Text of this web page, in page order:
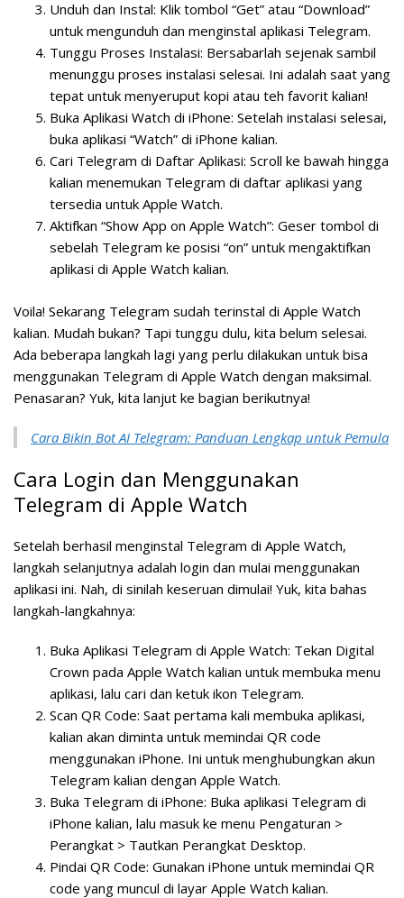
Unduh dan Instal: Klik tombol “Get” atau “Download”
untuk mengunduh dan menginstal aplikasi Telegram.
Tunggu Proses Instalasi: Bersabarlah sejenak sambil
menunggu proses instalasi selesai. Ini adalah saat yang
tepat untuk menyeruput kopi atau teh favorit kalian!
Buka Aplikasi Watch di iPhone: Setelah instalasi selesai,
buka aplikasi “Watch” di iPhone kalian.
Cari Telegram di Daftar Aplikasi: Scroll ke bawah hingga
kalian menemukan Telegram di daftar aplikasi yang
tersedia untuk Apple Watch.
Aktifkan “Show App on Apple Watch”: Geser tombol di
sebelah Telegram ke posisi “on” untuk mengaktifkan
aplikasi di Apple Watch kalian.
Voila! Sekarang Telegram sudah terinstal di Apple Watch
kalian. Mudah bukan? Tapi tunggu dulu, kita belum selesai.
Ada beberapa langkah lagi yang perlu dilakukan untuk bisa
menggunakan Telegram di Apple Watch dengan maksimal.
Penasaran? Yuk, kita lanjut ke bagian berikutnya!
Cara Bikin Bot AI Telegram: Panduan Lengkap untuk Pemula
Cara Login dan Menggunakan
Telegram di Apple Watch
Setelah berhasil menginstal Telegram di Apple Watch,
langkah selanjutnya adalah login dan mulai menggunakan
aplikasi ini. Nah, di sinilah keseruan dimulai! Yuk, kita bahas
langkah-langkahnya:
Buka Aplikasi Telegram di Apple Watch: Tekan Digital
Crown pada Apple Watch kalian untuk membuka menu
aplikasi, lalu cari dan ketuk ikon Telegram.
Scan QR Code: Saat pertama kali membuka aplikasi,
kalian akan diminta untuk memindai QR code
menggunakan iPhone. Ini untuk menghubungkan akun
Telegram kalian dengan Apple Watch.
Buka Telegram di iPhone: Buka aplikasi Telegram di
iPhone kalian, lalu masuk ke menu Pengaturan >
Perangkat > Tautkan Perangkat Desktop.
Pindai QR Code: Gunakan iPhone untuk memindai QR
code yang muncul di layar Apple Watch kalian.